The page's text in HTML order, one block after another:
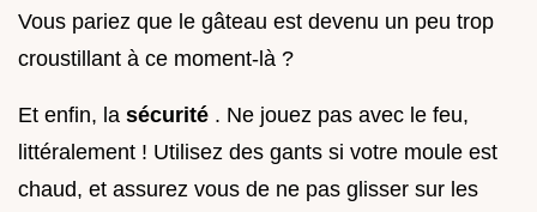
Vous pariez que le gâteau est devenu un peu trop
croustillant à ce moment-là ?
Et enfin, la sécurité . Ne jouez pas avec le feu,
littéralement ! Utilisez des gants si votre moule est
chaud, et assurez vous de ne pas glisser sur les